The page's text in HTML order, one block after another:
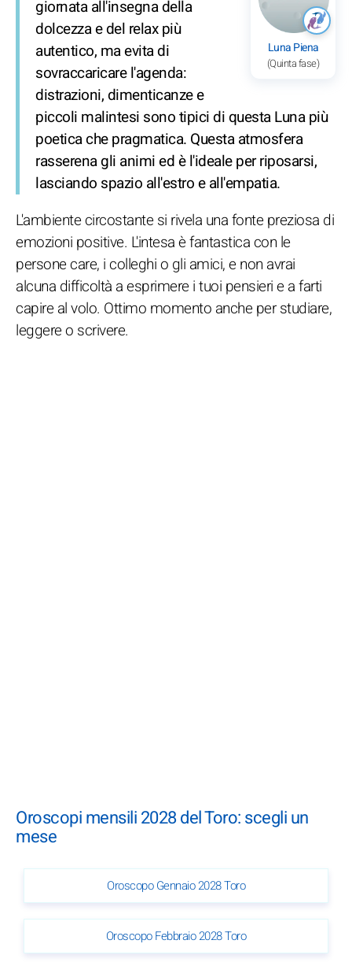
Luna Piena
(Quinta fase)
giornata all'insegna della
dolcezza e del relax più
autentico, ma evita di
sovraccaricare l'agenda:
distrazioni, dimenticanze e
piccoli malintesi sono tipici di questa Luna più
poetica che pragmatica. Questa atmosfera
rasserena gli animi ed è l'ideale per riposarsi,
lasciando spazio all'estro e all'empatia.
L'ambiente circostante si rivela una fonte preziosa di
emozioni positive. L'intesa è fantastica con le
persone care, i colleghi o gli amici, e non avrai
alcuna difficoltà a esprimere i tuoi pensieri e a farti
capire al volo. Ottimo momento anche per studiare,
leggere o scrivere.
Oroscopi mensili 2028 del Toro: scegli un
mese
Oroscopo Gennaio 2028 Toro
Oroscopo Febbraio 2028 Toro